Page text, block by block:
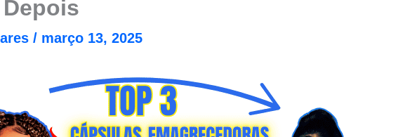
/ março 13, 2025